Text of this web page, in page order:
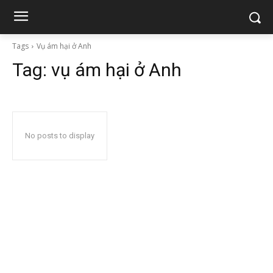
Tags Vụ ám hại ở Anh
Tag: vụ ám hại ở Anh
No posts to display